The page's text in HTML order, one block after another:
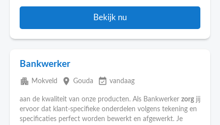
Bekijk nu
Bankwerker
apartment Mokveld place Gouda event_available vandaag
aan de kwaliteit van onze producten. Als Bankwerker zorg jij
ervoor dat klant-specifieke onderdelen volgens tekening en
specificaties perfect worden bewerkt en afgewerkt. Je